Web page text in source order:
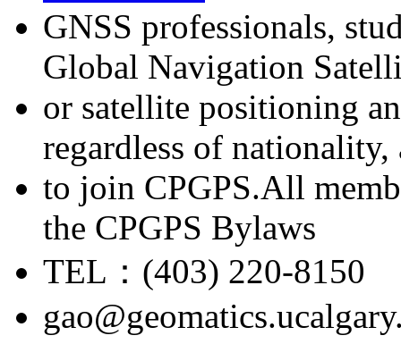
GNSS professionals,
Global Navigation
or satellite positioning
regardless of nationality,
to join CPGPS.All
the CPGPS Bylaws
TEL：(403) 220-8150